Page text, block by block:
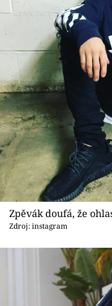
Zpěvák doufá, že
Zdroj: instagram